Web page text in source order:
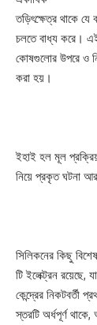
তড়িৎক্ষেত্র থাকে যে
চলতে বাধ্য করে। এই
কোষগুলোর উপরে ও
করা হয়।
ইহাই হল মূল
নিয়ে প্রকৃত ঘটনা
সিলিকনের কিছু
টি ইলেক্ট্রন রয়েছে,
কেন্দ্রের নিকটবর্তী
স্তরটি অর্ধপূর্ণ থাকে,